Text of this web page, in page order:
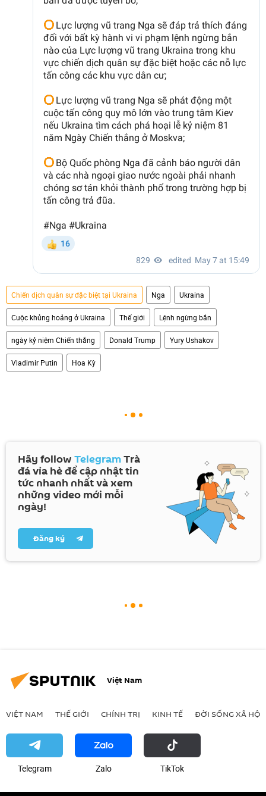
Chiến dịch quân sự đặc biệt tại Ukraina Nga Ukraina
Cuộc khủng hoảng ở Ukraina Thế giới Lệnh ngừng bắn
ngày kỷ niệm Chiến thắng Donald Trump Yury Ushakov
Vladimir Putin Hoa Kỳ
Hãy follow TelegramTrà
đá vỉa hè để cập nhật tin
tức nhanh nhất và xem
những video mới mỗi
ngày!
Đăng ký
Việt Nam
VIỆT NAM THẾ GIỚI CHÍNH TRỊ KINH TẾ ĐỜI SỐNG XÃ HỘI
Telegram Zalo ТikТоk